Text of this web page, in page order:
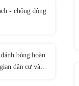
- chống đông
bóng hoàn
dân cư và